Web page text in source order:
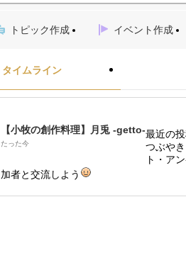
トピック作成 イベント作成
タイムライン
【小牧の創作料理】月兎 -getto-
たった今
最近の
つぶや
ト・ア
加者と交流しよう